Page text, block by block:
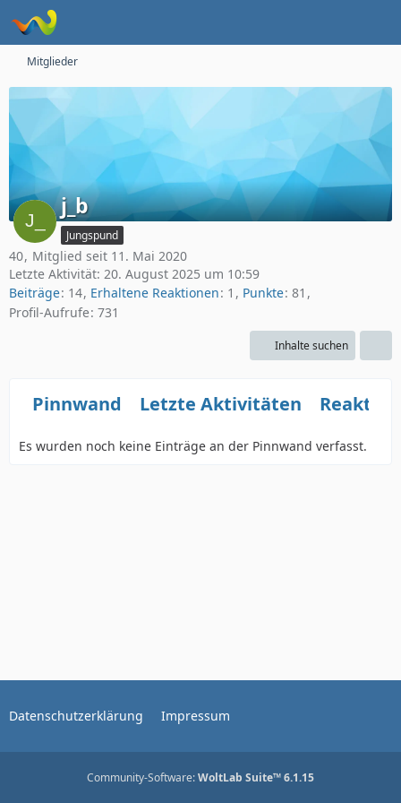
Mitglieder
j_b
Jungspund
40 Mitglied seit 11. Mai 2020
Letzte Aktivität: 20. August 2025 um 10:59
Beiträge 14 Erhaltene Reaktionen 1 Punkte 81
Profil-Aufrufe 731
Inhalte suchen
Pinnwand Letzte Aktivitäten
Es wurden noch keine Einträge an der Pinnwand verfasst.
Datenschutzerklärung Impressum
Community-Software:WoltLab Suite™ 6.1.15